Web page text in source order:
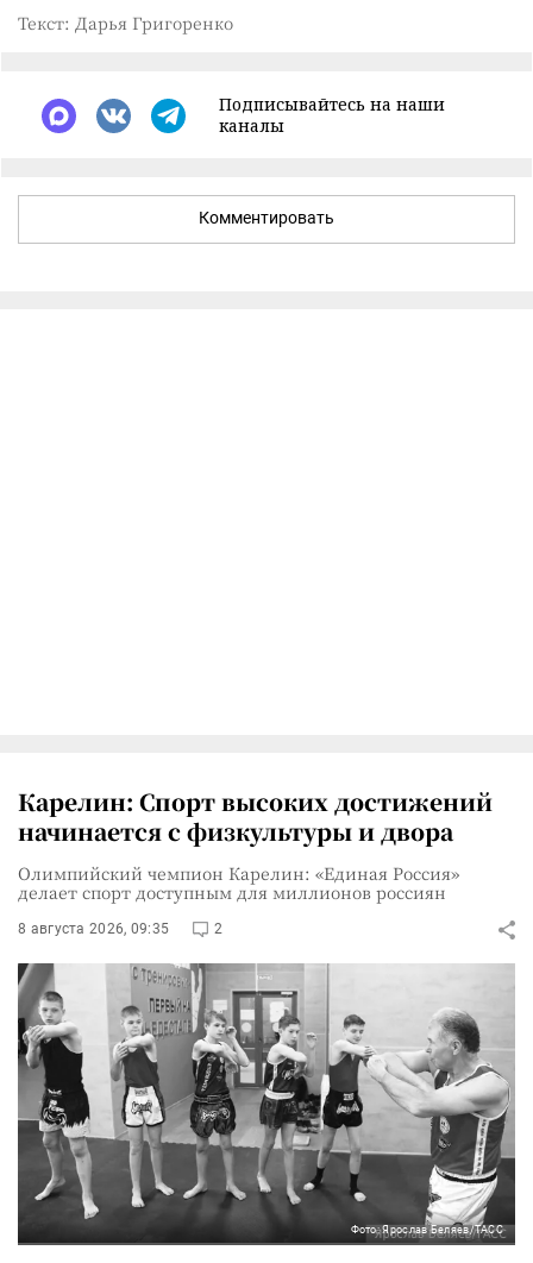
Текст: Дарья Григоренко
Подписывайтесь на наши
каналы
Комментировать
Карелин: Спорт высоких достижений
начинается с физкультуры и двора
Олимпийский чемпион Карелин: «Единая Россия»
делает спорт доступным для миллионов россиян
8 августа 2026, 09:35 2
Фото: Ярослав Беляев/ТАСС